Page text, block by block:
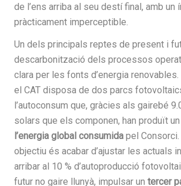
de l’ens arriba al seu destí final, amb un
pràcticament imperceptible.
Un dels principals reptes de present i
descarbonització dels processos
clara per les fonts d’energia renovables.
el CAT disposa de dos parcs
l’autoconsum que, gràcies als gairebé
solars que els componen, han produït un
l’energia global consumida pel
objectiu és acabar d’ajustar les actuals
arribar al 10 % d’autoproducció
futur no gaire llunyà, impulsar un tercer